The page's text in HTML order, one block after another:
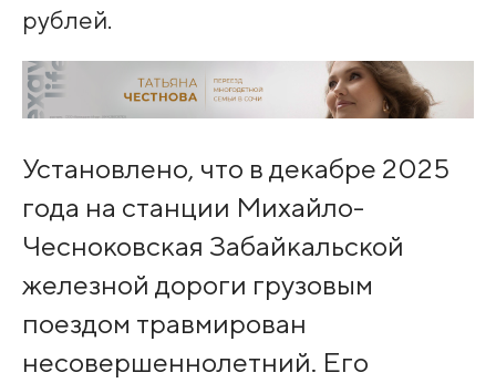
рублей.
Установлено, что в декабре 2025
года на станции Михайло-
Чесноковская Забайкальской
железной дороги грузовым
поездом травмирован
несовершеннолетний. Его